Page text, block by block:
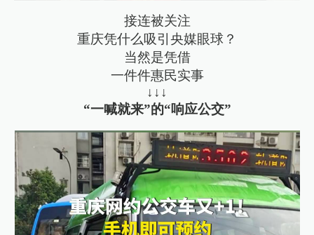
接连被关注
重庆凭什么吸引央媒眼球？
当然是凭借
一件件惠民实事
↓↓↓
“一喊就来”的“响应公交”